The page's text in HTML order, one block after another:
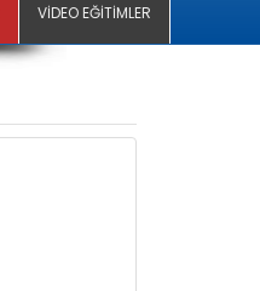
VİDEO EĞİTİMLER